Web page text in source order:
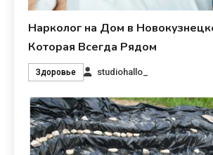
Нарколог на Дом в
Которая Всегда Рядом
Здоровье studiohallo_